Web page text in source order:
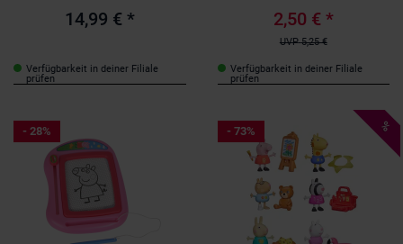
14,99 € *
Verfügbarkeit in deiner Filiale
prüfen
2,50 € *
UVP 5,25 €
Verfügbarkeit in deiner Filiale
prüfen
- 28% - 73% %